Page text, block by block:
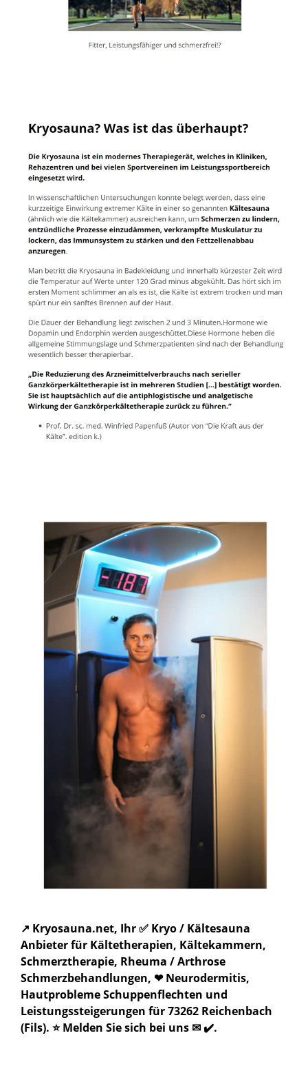
↗️ Kryosauna.net, Ihr ✅ Kryo / Kältesauna
Anbieter für Kältetherapien, Kältekammern,
Schmerztherapie, Rheuma / Arthrose
Schmerzbehandlungen, ❤ Neurodermitis,
Hautprobleme Schuppenflechten und
Leistungssteigerungen für 73262 Reichenbach
(Fils). ⭐ Melden Sie sich bei uns ✉ ✔️.